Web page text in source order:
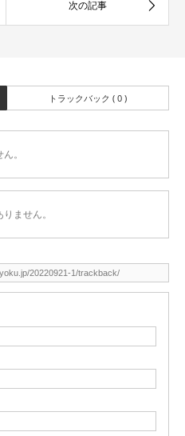
トラックバック ( 0 )
。
ません。